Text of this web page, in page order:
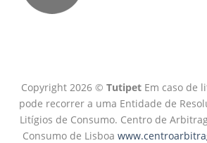
Copyright 2026 © Tutipet Em caso de
pode recorrer a uma Entidade de
Litígios de Consumo. Centro de
Consumo de Lisboa